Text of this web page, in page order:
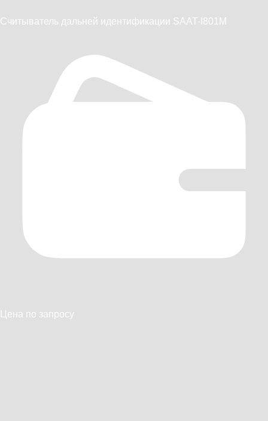
Считыватель дальней идентификации SAAT-I801M
Цена по запросу